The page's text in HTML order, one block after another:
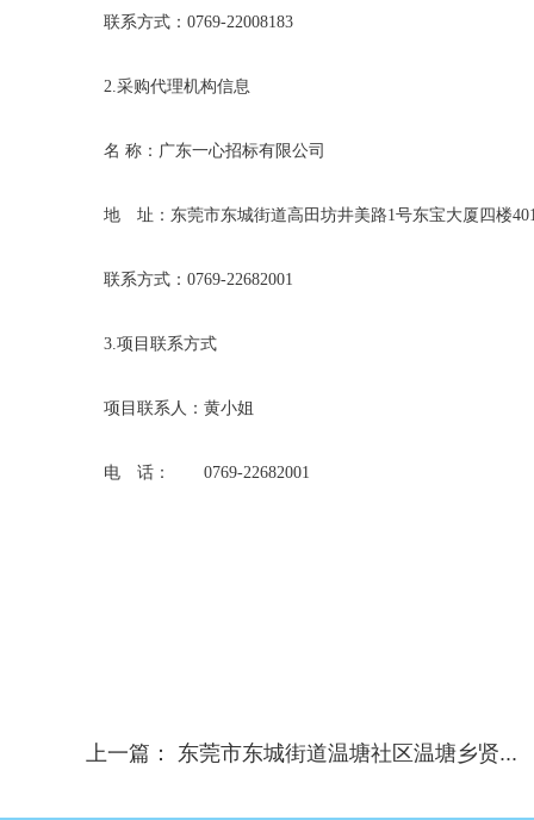
联系方式： 0769-22008183
2.采购代理机构信息
名 称：广东一心招标有限公司
地 址：东莞市东城街道高田坊井美路1号东宝大厦四楼
联系方式： 0769-22682001
3.项目联系方式
项目联系人：黄小姐
电 话： 0769-22682001
上一篇： 东莞市东城街道温塘社区温塘乡贤...